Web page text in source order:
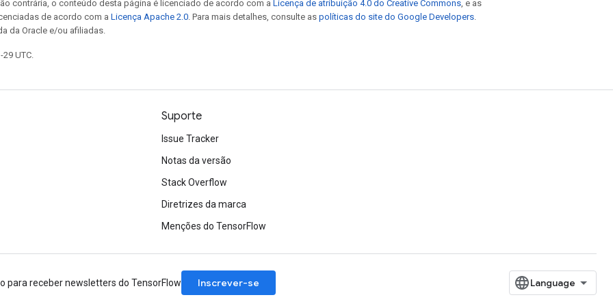
contrária, o conteúdo desta página é licenciado de acordo com a Licença de atribuição 4.0 do Creative Commons , e as
de acordo com a Licença Apache 2.0 . Para mais detalhes, consulte as políticas do site do Google Developers
da Oracle e/ou afiliadas.
UTC.
Suporte
Issue Tracker
Notas da versão
Stack Overflow
Diretrizes da marca
Menções do TensorFlow
para receber newsletters do TensorFlow Inscrever-se